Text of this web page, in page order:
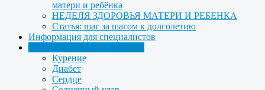
матери и ребёнка
НЕДЕЛЯ ЗДОРОВЬЯ МАТЕРИ И РЕБЕНКА
Статья: шаг за шагом к долголетию
Информация для специалистов
Курение
Диабет
Сердце